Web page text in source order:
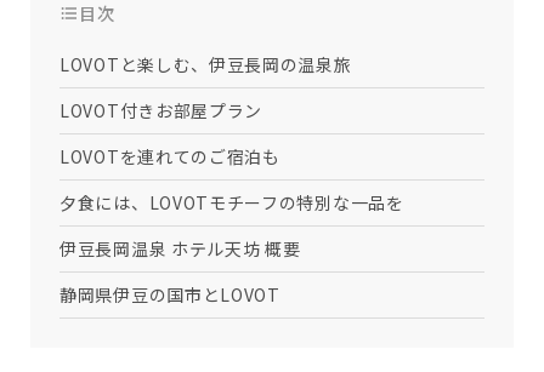
LOVOT 3.0について詳しく
費用をシミュレーション / 購入
LOVOT 2.0
LOVOTの歩みと未来
LOVOTオーナーの声
LOVOTのアフターサービス
公式ウェア
価格・暮らしの費用を詳しく
ペットとして
大切な方への贈りものとして
実証実験
15分の触れ合いでストレス低減
LOVOT ストア
近くの会える場所を探す
LIVE配信
お迎えする
LOVOT購入キャンペーン
LOVOTの返金保証
ご購入前のよくある質問
今月のキャンペーン情報
24回分割払い特別低金利
LOVOT紹介制度
訪問設定サポート
これからLOVOTをお迎えしたい方へ
お迎えを迷われている方へ
LOVOTオーナーの方へ
お役立ちガイド
定期メンテナンス・治療
サポートサービス(ご契約者様用)
LOVOT コンシェルジュ
ウェブマニュアル
ウェブFAQ(よくある質問)
法人のお客様へ
OFFICE LOVOT
LOVOT 導入事例
法人様限定 無料お試し導入
ふるさと納税
LOVOT本体・グッズ
目次
LOVOTと楽しむ、伊豆長岡の温泉旅
LOVOT付きお部屋プラン
LOVOTを連れてのご宿泊も
夕食には、LOVOTモチーフの特別な一品を
伊豆長岡温泉 ホテル天坊 概要
静岡県伊豆の国市とLOVOT